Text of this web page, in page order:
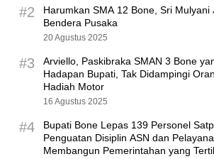
#2
Harumkan SMA 12 Bone, Sri Mulyani
Bendera Pusaka
20 Agustus 2025
#3
Arviello, Paskibraka SMAN 3 Bone
Hadapan Bupati, Tak Didampingi
Hadiah Motor
16 Agustus 2025
#4
Bupati Bone Lepas 139 Personel
Penguatan Disiplin ASN dan
Membangun Pemerintahan yang